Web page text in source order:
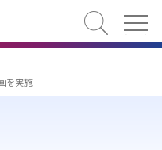
検索
を実施